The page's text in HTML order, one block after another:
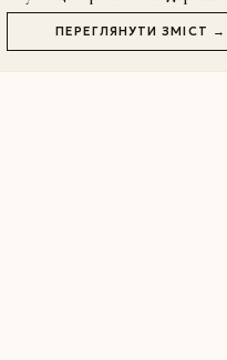
ПЕРЕГЛЯНУТИ ЗМІСТ →